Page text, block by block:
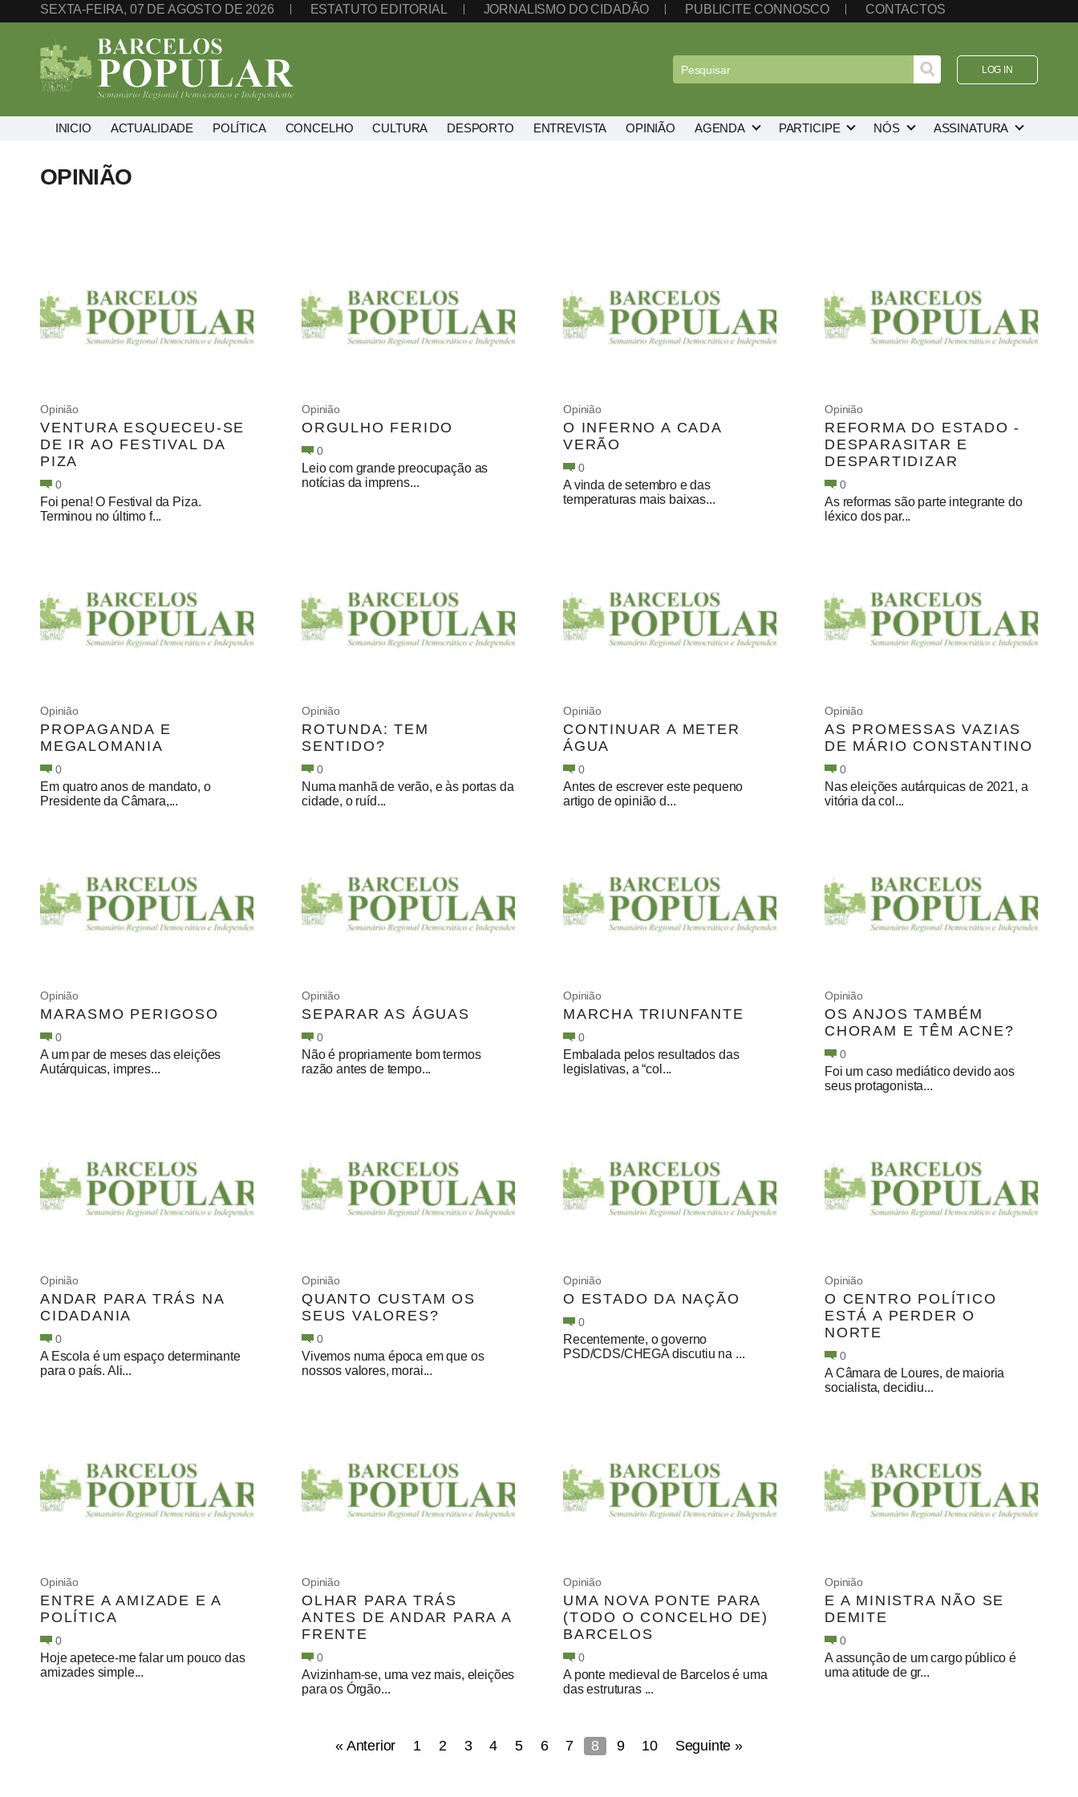
SEXTA-FEIRA, 07 DE AGOSTO DE 2026 ESTATUTO EDITORIAL JORNALISMO DO CIDADÃO PUBLICITE CONNOSCO CONTACTOS
LOG IN
INICIO ACTUALIDADE POLÍTICA CONCELHO CULTURA DESPORTO ENTREVISTA
OPINIÃO
OPINIÃO
Opinião
VENTURA ESQUECEU-SE
DE IR AO FESTIVAL DA
PIZA
0
Foi pena! O Festival da Piza.
Terminou no último f...
Opinião
ORGULHO FERIDO
0
Leio com grande preocupação as
notícias da imprens...
Opinião
O INFERNO A CADA
VERÃO
0
A vinda de setembro e das
temperaturas mais baixas...
Opinião
REFORMA DO ESTADO -
DESPARASITAR E
DESPARTIDIZAR
0
As reformas são parte integrante do
léxico dos par...
Opinião
PROPAGANDA E
MEGALOMANIA
0
Em quatro anos de mandato, o
Presidente da Câmara,...
Opinião
ROTUNDA: TEM
SENTIDO?
0
Numa manhã de verão, e às portas da
cidade, o ruíd...
Opinião
CONTINUAR A METER
ÁGUA
0
Antes de escrever este pequeno
artigo de opinião d...
Opinião
AS PROMESSAS VAZIAS
DE MÁRIO CONSTANTINO
0
Nas eleições autárquicas de 2021, a
vitória da col...
Opinião
MARASMO PERIGOSO
0
A um par de meses das eleições
Autárquicas, impres...
Opinião
SEPARAR AS ÁGUAS
0
Não é propriamente bom termos
razão antes de tempo...
Opinião
MARCHA TRIUNFANTE
0
Embalada pelos resultados das
legislativas, a “col...
Opinião
OS ANJOS TAMBÉM
CHORAM E TÊM ACNE?
0
Foi um caso mediático devido aos
seus protagonista...
Opinião
ANDAR PARA TRÁS NA
CIDADANIA
0
A Escola é um espaço determinante
para o país. Ali...
Opinião
QUANTO CUSTAM OS
SEUS VALORES?
0
Vivemos numa época em que os
nossos valores, morai...
Opinião
O ESTADO DA NAÇÃO
0
Recentemente, o governo
PSD/CDS/CHEGA discutiu na ...
Opinião
O CENTRO POLÍTICO
ESTÁ A PERDER O
NORTE
0
A Câmara de Loures, de maioria
socialista, decidiu...
Opinião
ENTRE A AMIZADE E A
POLÍTICA
0
Hoje apetece-me falar um pouco das
amizades simple...
Opinião
OLHAR PARA TRÁS
ANTES DE ANDAR PARA A
FRENTE
0
Avizinham-se, uma vez mais, eleições
para os Órgão...
Opinião
UMA NOVA PONTE PARA
(TODO O CONCELHO DE)
BARCELOS
0
A ponte medieval de Barcelos é uma
das estruturas ...
Opinião
E A MINISTRA NÃO SE
DEMITE
0
A assunção de um cargo público é
uma atitude de gr...
« Anterior 1 2 3 4 5 6 7 8 9 10 Seguinte »